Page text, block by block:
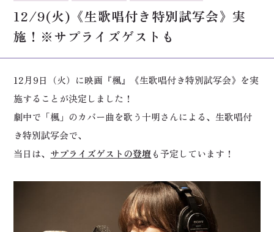
12/9(火)《生歌唱付き特別試写会》実
施！※サプライズゲストも
12月9日（火）に映画『楓』《生歌唱付き特別試写会》を実
施することが決定しました！
劇中で「楓」のカバー曲を歌う十明さんによる、生歌唱付
き特別試写会で、
当日は、 サプライズゲストの登壇 も予定しています！